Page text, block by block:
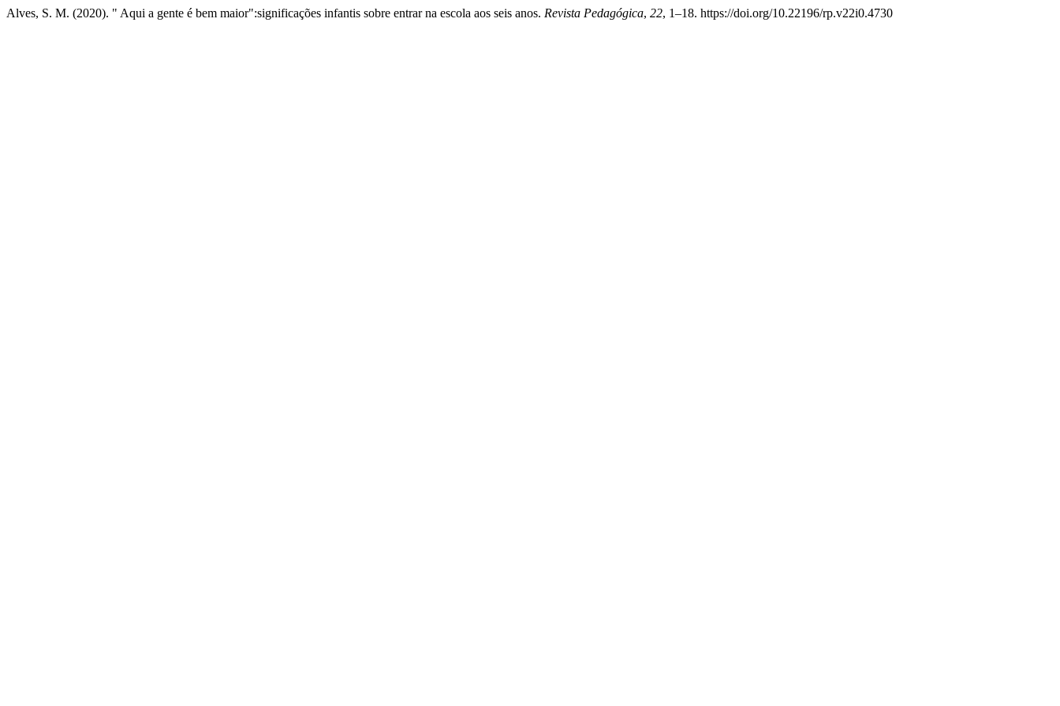
Alves, S. M. (2020). " Aqui a gente é bem maior":significações infantis sobre entrar na escola aos seis anos. Revista Pedagógica, 22, 1–18. https://doi.org/10.22196/rp.v22i0.4730